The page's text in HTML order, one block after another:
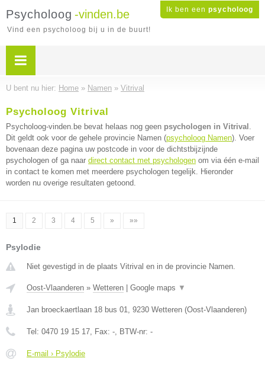
Ik ben een psycholoog
Psycholoog -vinden.be
Vind een psycholoog bij u in de buurt!
U bent nu hier: Home » Namen » Vitrival
Psycholoog Vitrival
Psycholoog-vinden.be bevat helaas nog geen psychologen in Vitrival .
Dit geldt ook voor de gehele provincie Namen (psycholoog Namen). Voer
bovenaan deze pagina uw postcode in voor de dichtstbijzijnde
psychologen of ga naar direct contact met psychologen om via één e-mail
in contact te komen met meerdere psychologen tegelijk. Hieronder
worden nu overige resultaten getoond.
1 2 3 4 5 » »»
Psylodie
Niet gevestigd in de plaats Vitrival en in de provincie Namen.
Oost-Vlaanderen » Wetteren Google maps ▼
Jan broeckaertlaan 18 bus 01, 9230 Wetteren (Oost-Vlaanderen)
Tel: 0470 19 15 17, Fax: -, BTW-nr: -
E-mail › Psylodie